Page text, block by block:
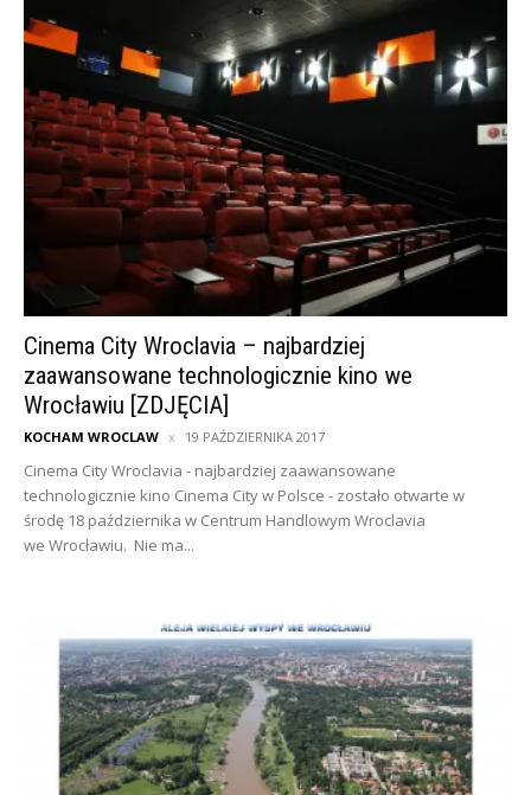
Cinema City Wroclavia – najbardziej
zaawansowane technologicznie kino we
Wrocławiu [ZDJĘCIA]
KOCHAM WROCLAW 19 PAŹDZIERNIKA 2017
Cinema City Wroclavia - najbardziej zaawansowane
technologicznie kino Cinema City w Polsce - zostało otwarte w
środę 18 października w Centrum Handlowym Wroclavia
we Wrocławiu. Nie ma...